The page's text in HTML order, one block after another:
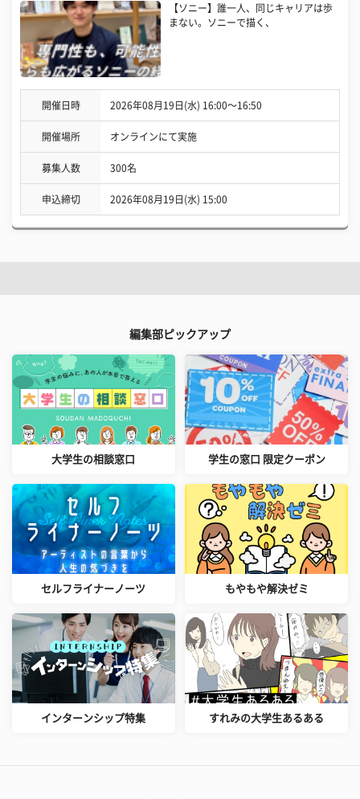
【ソニー】誰一人、同じキャリアは歩
まない。ソニーで描く、
開催日時 2026年08月19日(水) 16:00〜16:50
開催場所 オンラインにて実施
募集人数 300名
申込締切 2026年08月19日(水) 15:00
編集部ピックアップ
大学生の相談窓口 学生の窓口 限定クーポン
セルフライナーノーツ もやもや解決ゼミ
インターンシップ特集 すれみの大学生あるある